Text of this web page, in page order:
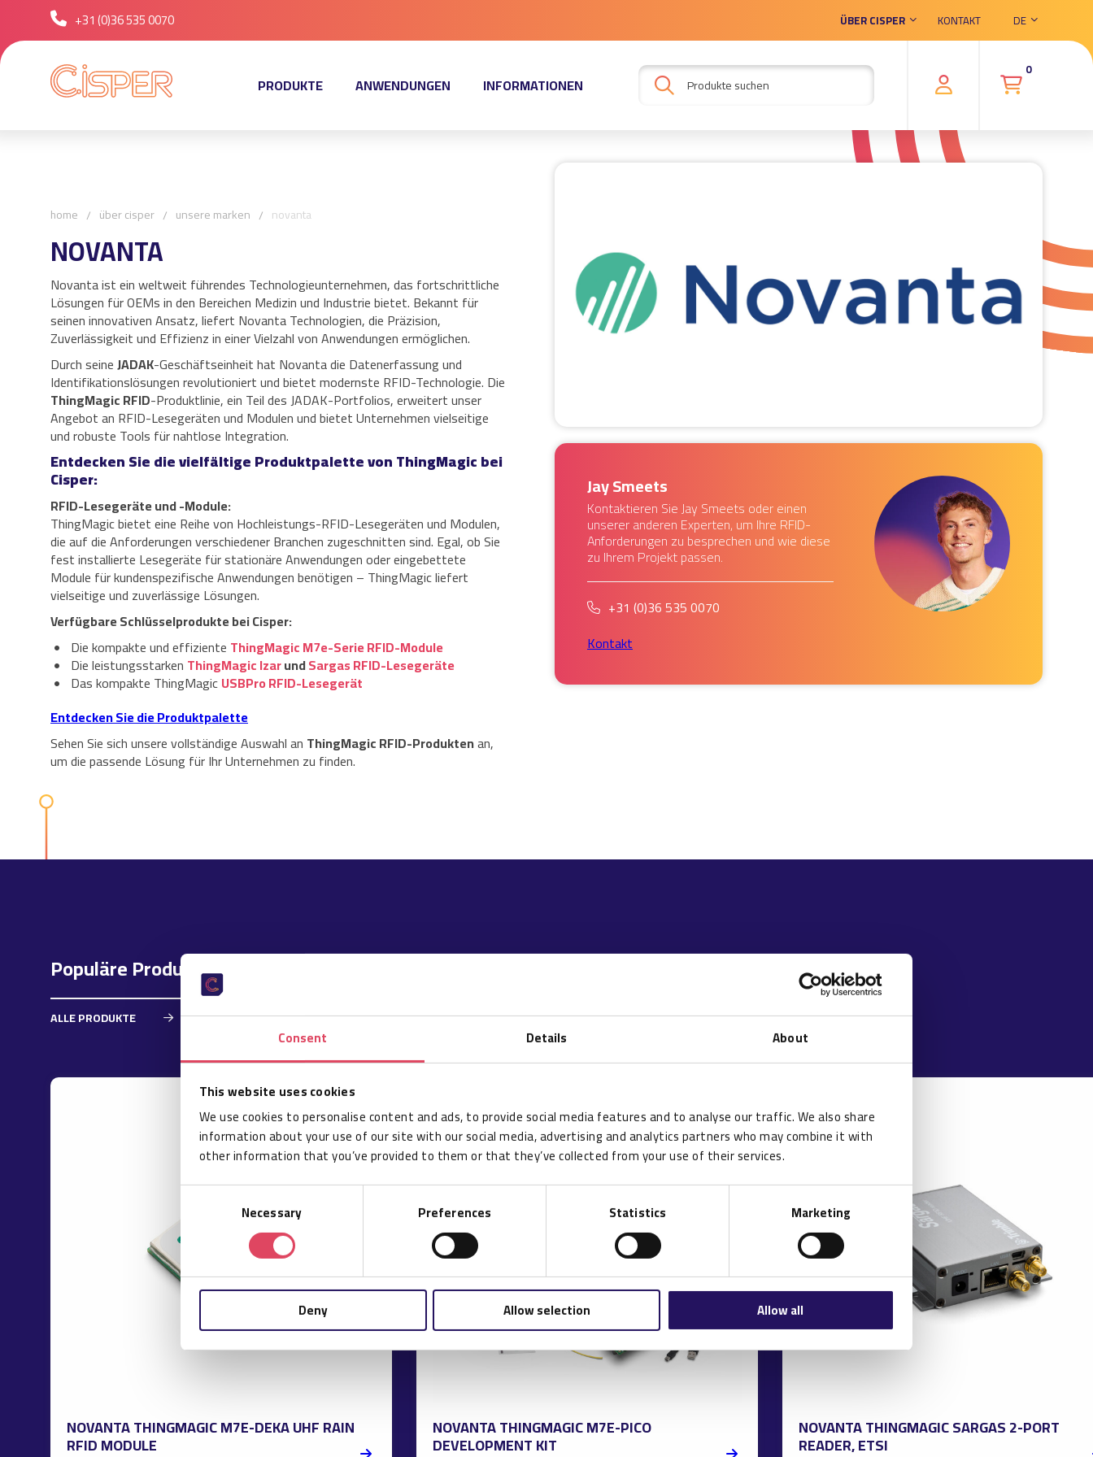
Consent Details About
This website uses cookies
We use cookies to personalise content and ads, to provide social media features and to analyse our traffic. We also share
information about your use of our site with our social media, advertising and analytics partners who may combine it with
other information that you’ve provided to them or that they’ve collected from your use of their services.
Necessary Preferences Statistics Marketing
Deny Allow selection Allow all
+31 (0)36 535 0070 ÜBER CISPER KONTAKT DE
PRODUKTE ANWENDUNGEN INFORMATIONEN
0
home über cisper unsere marken novanta
NOVANTA
Novanta ist ein weltweit führendes Technologieunternehmen, das fortschrittliche
Lösungen für OEMs in den Bereichen Medizin und Industrie bietet. Bekannt für
seinen innovativen Ansatz, liefert Novanta Technologien, die Präzision,
Zuverlässigkeit und Effizienz in einer Vielzahl von Anwendungen ermöglichen.
Durch seineJADAK-Geschäftseinheit hat Novanta die Datenerfassung und
Identifikationslösungen revolutioniert und bietet modernste RFID-Technologie. Die
ThingMagic RFID-Produktlinie, ein Teil des JADAK-Portfolios, erweitert unser
Angebot an RFID-Lesegeräten und Modulen und bietet Unternehmen vielseitige
und robuste Tools für nahtlose Integration.
Entdecken Sie die vielfältige Produktpalette von ThingMagic bei
Cisper:
RFID-Lesegeräte und -Module:
ThingMagic bietet eine Reihe von Hochleistungs-RFID-Lesegeräten und Modulen,
die auf die Anforderungen verschiedener Branchen zugeschnitten sind. Egal, ob Sie
fest installierte Lesegeräte für stationäre Anwendungen oder eingebettete
Module für kundenspezifische Anwendungen benötigen – ThingMagic liefert
vielseitige und zuverlässige Lösungen.
Verfügbare Schlüsselprodukte bei Cisper:
Die kompakte und effiziente ThingMagic M7e-Serie RFID-Module
Die leistungsstarken ThingMagic IzarundSargas RFID-Lesegeräte
Das kompakte ThingMagicUSBPro RFID-Lesegerät
Entdecken Sie die Produktpalette
Sehen Sie sich unsere vollständige Auswahl an ThingMagic RFID-Produktenan,
um die passende Lösung für Ihr Unternehmen zu finden.
Jay Smeets
Kontaktieren Sie Jay Smeets oder einen
unserer anderen Experten, um Ihre RFID-
Anforderungen zu besprechen und wie diese
zu Ihrem Projekt passen.
+31 (0)36 535 0070
Kontakt
Populäre Produkte
ALLE PRODUKTE
NOVANTA THINGMAGIC M7E-DEKA UHF RAIN
RFID MODULE
NOVANTA THINGMAGIC M7E-PICO
DEVELOPMENT KIT
NOVANTA THINGMAGIC SARGAS 2-PORT
READER, ETSI